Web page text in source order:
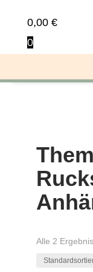
0,00 €
0
Alle 2